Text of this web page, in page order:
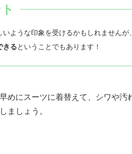
いような印象を受けるかもしれませんが
きるということでもあります！
めにスーツに着替えて、シワや
ましょう。